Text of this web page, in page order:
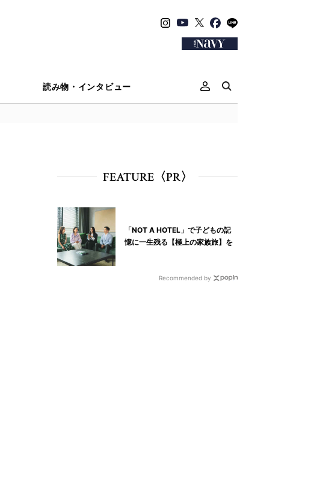
読み物・インタビュー
FEATURE〈PR〉
「NOT A HOTEL」で子どもの記
憶に一生残る【極上の家族旅】を
Recommended by